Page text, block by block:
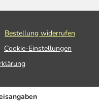
Bestellung widerrufen
Cookie-Einstellungen